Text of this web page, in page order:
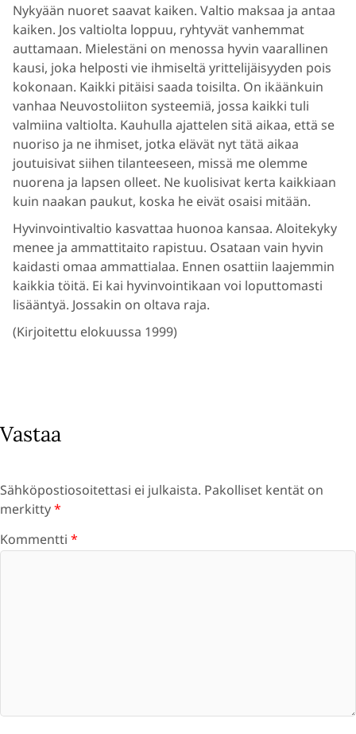
Nykyään nuoret saavat kaiken. Valtio maksaa ja antaa
kaiken. Jos valtiolta loppuu, ryhtyvät vanhemmat
auttamaan. Mielestäni on menossa hyvin vaarallinen
kausi, joka helposti vie ihmiseltä yrittelijäisyyden pois
kokonaan. Kaikki pitäisi saada toisilta. On ikäänkuin
vanhaa Neuvostoliiton systeemiä, jossa kaikki tuli
valmiina valtiolta. Kauhulla ajattelen sitä aikaa, että se
nuoriso ja ne ihmiset, jotka elävät nyt tätä aikaa
joutuisivat siihen tilanteeseen, missä me olemme
nuorena ja lapsen olleet. Ne kuolisivat kerta kaikkiaan
kuin naakan paukut, koska he eivät osaisi mitään.
Hyvinvointivaltio kasvattaa huonoa kansaa. Aloitekyky
menee ja ammattitaito rapistuu. Osataan vain hyvin
kaidasti omaa ammattialaa. Ennen osattiin laajemmin
kaikkia töitä. Ei kai hyvinvointikaan voi loputtomasti
lisääntyä. Jossakin on oltava raja.
(Kirjoitettu elokuussa 1999)
Vastaa
Sähköpostiosoitettasi ei julkaista. Pakolliset kentät on
merkitty*
Kommentti *